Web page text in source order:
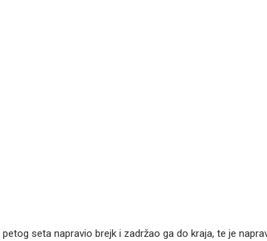
seta napravio brejk i zadržao ga do kraja, te je